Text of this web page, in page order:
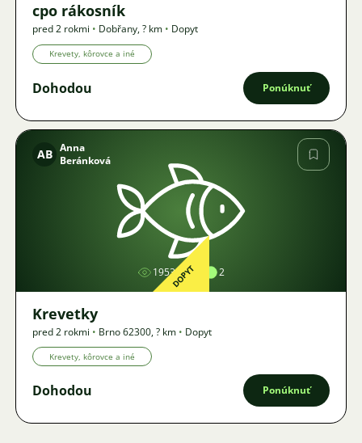
cpo rákosník
pred 2 rokmi • Dobřany,? km • Dopyt
Krevety, kôrovce a iné
Dohodou Ponúknuť
Obrázok
AB Anna
Beránková
1953 2
DOPYT
Krevetky
pred 2 rokmi • Brno 62300,? km • Dopyt
Krevety, kôrovce a iné
Dohodou Ponúknuť